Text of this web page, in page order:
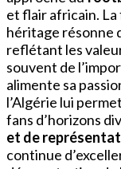
et flair africain.
héritage résonne
reflétant les
souvent de
alimente sa
l’Algérie lui
fans d’horizons
et de
continue